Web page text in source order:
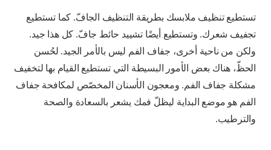
تستطيع تنظيف ملابسك بطريقة التنظيف الجافّ. كما تستطيع
تجفيف شعرك. وتستطيع أيضًا تشييد حائط جافّ. كل هذا جيد.
ولكن من ناحية أخرى، جفاف الفم ليس بالأمر الجيد. لحُسن
الحظّ، هناك بعض الأمور البسيطة التي تستطيع القيام بها لتخفيف
مشكلة جفاف الفم. ومعجون الأسنان المخصّص لمكافحة جفاف
الفم هو موضع البداية ليظلّ فمك يشعر بالسعادة والصحة
والترطيب.